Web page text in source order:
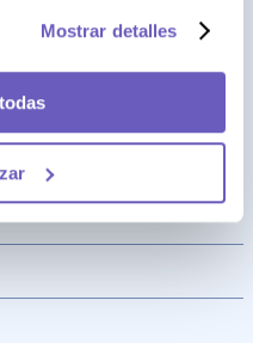
Mostrar detalles
265 Ate - Lima, Perú